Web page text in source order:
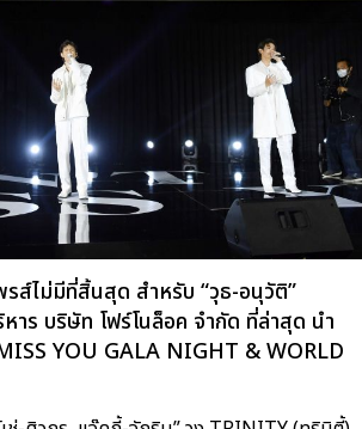
รส์ไม่มีที่สิ้นสุด สำหรับ “วุธ-อนุวัติ”
หาร บริษัท โฟร์โนล็อค จำกัด ที่ล่าสุด นำ
YOU GALA NIGHT & WORLD